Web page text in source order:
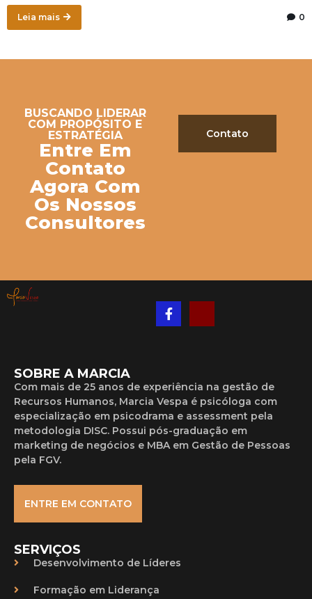
Leia mais 0
BUSCANDO LIDERAR
COM PROPÓSITO E
ESTRATÉGIA
Entre Em
Contato
Agora Com
Os Nossos
Consultores
Contato
SOBRE A MARCIA
Com mais de 25 anos de experiência na gestão de
Recursos Humanos, Marcia Vespa é psicóloga com
especialização em psicodrama e assessment pela
metodologia DISC. Possui pós-graduação em
marketing de negócios e MBA em Gestão de Pessoas
pela FGV.
ENTRE EM CONTATO
SERVIÇOS
Desenvolvimento de Líderes
Formação em Liderança